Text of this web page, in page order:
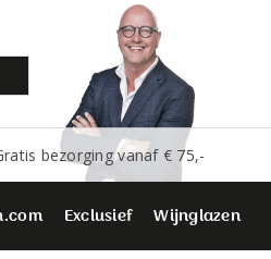
bezorging vanaf € 75,-
Exclusief Wijnglazen